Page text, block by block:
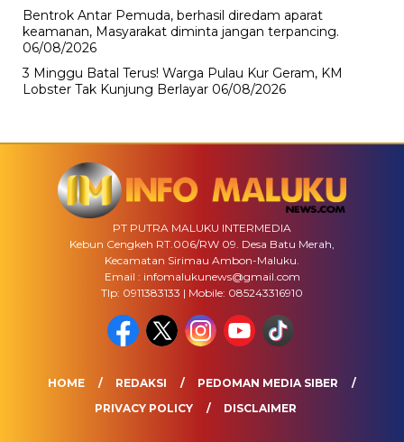
Bentrok Antar Pemuda, berhasil diredam aparat
keamanan, Masyarakat diminta jangan terpancing.
06/08/2026
3 Minggu Batal Terus! Warga Pulau Kur Geram, KM
Lobster Tak Kunjung Berlayar 06/08/2026
PT PUTRA MALUKU INTERMEDIA
Kebun Cengkeh RT.006/RW 09. Desa Batu Merah,
Kecamatan Sirimau Ambon-Maluku.
Email : infomalukunews@gmail.com
Tlp: 0911383133 | Mobile: 085243316910
HOME REDAKSI
PEDOMAN MEDIA SIBER
PRIVACY POLICY
DISCLAIMER